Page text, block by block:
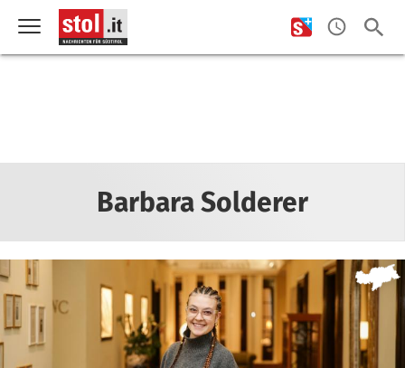
Barbara Solderer